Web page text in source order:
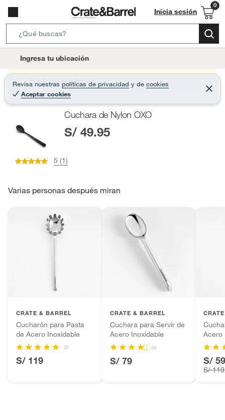
Inicia sesión
e
r
c
B
t
o
Ingresa tu ubicación
Revisa nuestras políticas de privacidad y de cookies
Aceptar cookies
C
e
r
Producto sin stock :(
Cuchara de Nylon OXO
S/ 49.95
5 (1)
Varias personas después miran
CRATE & BARREL
Cucharón para Pasta
de Acero Inoxidable
(2)
S/ 119
CRATE & BARREL
Cuchara para Servir de
Acero Inoxidable
(4)
S/ 79
Acero
S/
S/ 119